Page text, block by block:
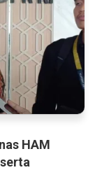
HAM